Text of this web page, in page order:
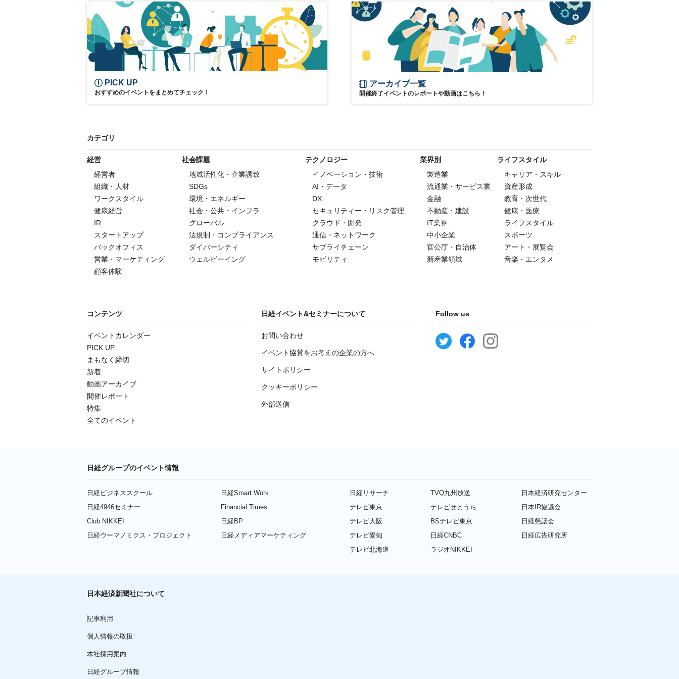
参加無料
PICK UP
おすすめのイベントをまとめてチェック！
アーカイブ一覧
開催終了イベントのレポートや動画はこちら！
カテゴリ
経営
経営者
組織・人材
ワークスタイル
健康経営
IR
スタートアップ
バックオフィス
営業・マーケティング
顧客体験
社会課題
地域活性化・企業誘致
SDGs
環境・エネルギー
社会・公共・インフラ
グローバル
法規制・コンプライアンス
ダイバーシティ
ウェルビーイング
テクノロジー
イノベーション・技術
AI・データ
DX
セキュリティー・リスク管理
クラウド・開発
通信・ネットワーク
サプライチェーン
モビリティ
業界別
製造業
流通業・サービス業
金融
不動産・建設
IT業界
中小企業
官公庁・自治体
新産業領域
ライフスタイル
キャリア・スキル
資産形成
教育・次世代
健康・医療
ライフスタイル
スポーツ
アート・展覧会
音楽・エンタメ
コンテンツ
イベントカレンダー
PICK UP
まもなく締切
新着
動画アーカイブ
開催レポート
特集
全てのイベント
日経イベント&セミナーについて
お問い合わせ
イベント協賛をお考えの企業の方へ
サイトポリシー
クッキーポリシー
外部送信
Follow us
日経グループのイベント情報
日経ビジネススクール
日経4946セミナー
Club NIKKEI
日経ウーマノミクス・プロジェクト
日経Smart Work
Financial Times
日経BP
日経メディアマーケティング
日経リサーチ
テレビ東京
テレビ大阪
テレビ愛知
テレビ北海道
TVQ九州放送
テレビせとうち
BSテレビ東京
日経CNBC
ラジオNIKKEI
日本経済研究センター
日本IR協議会
日経懇話会
日経広告研究所
日本経済新聞社について
記事利用
個人情報の取扱
本社採用案内
日経グループ情報